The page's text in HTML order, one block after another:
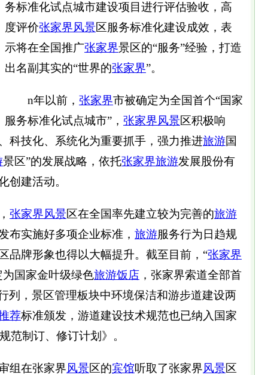
务标准化试点城市建设项目进行评估验收，高
度评价张家界风景区服务标准化建设成效，表
示将在全国推广张家界景区的“服务”经验，打造
出名副其实的“世界的张家界”。
n年以前， 张家界市被确定为全国首个“国家
服务标准化试点城市”， 张家界风景区积极响
科技化、系统化为重要抓手，强力推进旅游国
景区”的发展战略，依托张家界旅游发展股份有
创建活动。
张家界风景区在全国率先建立较为完善的旅游
布实施好多项企业标准， 旅游服务行为日趋规
品牌形象也得以大幅提升。截至目前，“张家界
国家金叶级绿色旅游饭店 ，张家界索道全部首
列，景区管理板块中环境保洁和游步道建设两
荐标准颁发，游道建设技术规范也已纳入国家
范制订、修订计划》。
在张家界风景区的宾馆听取了张家界风景区